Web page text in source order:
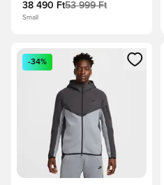
38 490 Ft53 999 Ft
Small
Megnyit egy modált a
-34%